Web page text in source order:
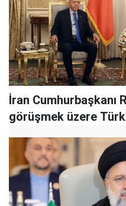
İran Cumhurbaşkanı
görüşmek üzere